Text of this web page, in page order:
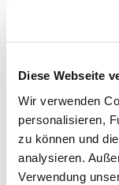
Diese Webseite
Wir verwenden
personalisieren,
zu können und
analysieren.
Verwendung